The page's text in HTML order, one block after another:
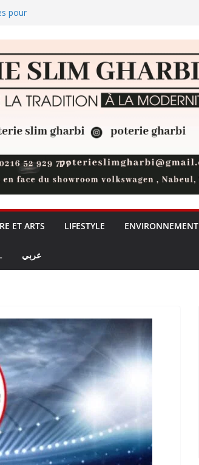
pour
en
ET ARTS LIFESTYLE ENVIRONNEMENT
عربي